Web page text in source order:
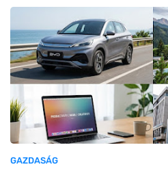
GAZDASÁG